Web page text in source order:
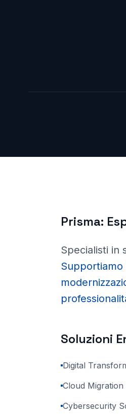
Prisma:
Specialisti in
Soluzioni
Digital
Cloud Migration
Cybersecurity